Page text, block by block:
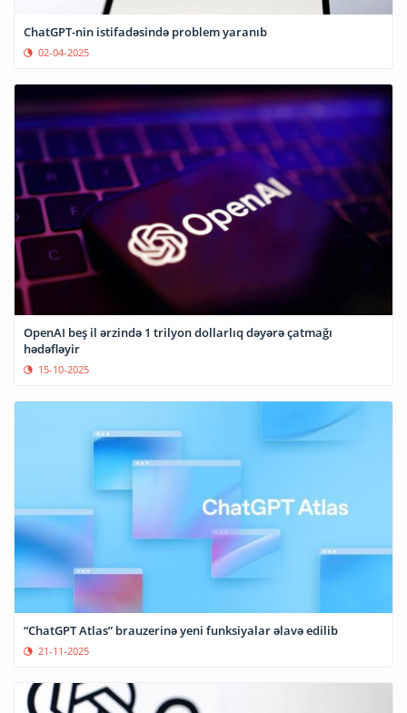
ChatGPT-nin istifadəsində problem yaranıb
02-04-2025
OpenAI beş il ərzində 1 trilyon dollarlıq dəyərə çatmağı
hədəfləyir
15-10-2025
“ChatGPT Atlas” brauzerinə yeni funksiyalar əlavə edilib
21-11-2025